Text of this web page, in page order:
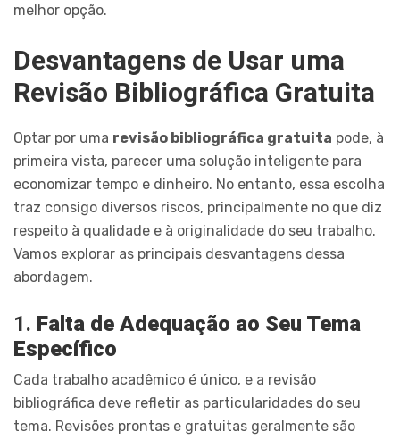
melhor opção.
Desvantagens de Usar uma
Revisão Bibliográfica Gratuita
Optar por uma revisão bibliográfica gratuita pode, à
primeira vista, parecer uma solução inteligente para
economizar tempo e dinheiro. No entanto, essa escolha
traz consigo diversos riscos, principalmente no que diz
respeito à qualidade e à originalidade do seu trabalho.
Vamos explorar as principais desvantagens dessa
abordagem.
1. Falta de Adequação ao Seu Tema
Específico
Cada trabalho acadêmico é único, e a revisão
bibliográfica deve refletir as particularidades do seu
tema. Revisões prontas e gratuitas geralmente são